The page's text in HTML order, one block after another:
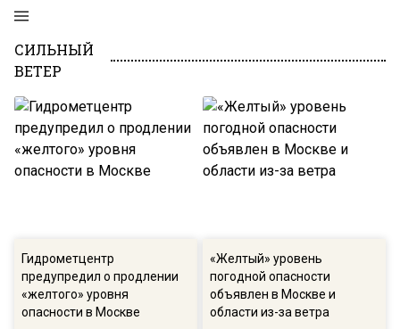
СИЛЬНЫЙ
ВЕТЕР
Гидрометцентр
предупредил о продлении
«желтого» уровня
опасности в Москве
«Желтый» уровень
погодной опасности
объявлен в Москве и
области из-за ветра